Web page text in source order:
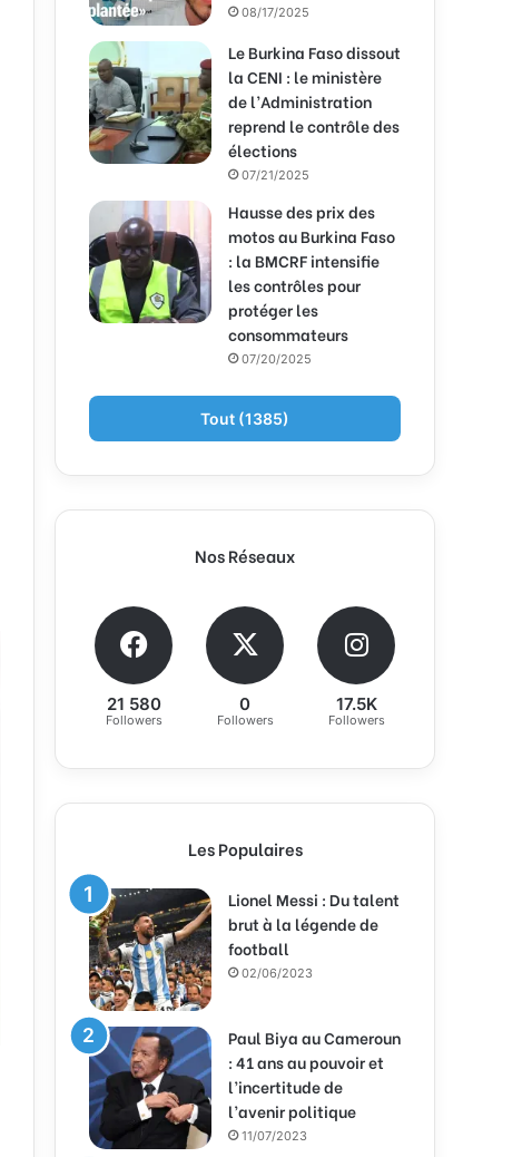
08/17/2025
Le Burkina Faso dissout
la CENI : le ministère
de l’Administration
reprend le contrôle des
élections
07/21/2025
Hausse des prix des
motos au Burkina Faso
: la BMCRF intensifie
les contrôles pour
protéger les
consommateurs
07/20/2025
Tout (1385)
Nos Réseaux
21 580
Followers
0
Followers
17.5K
Followers
Les Populaires
Lionel Messi : Du talent
brut à la légende de
football
02/06/2023
Paul Biya au Cameroun
: 41 ans au pouvoir et
l’incertitude de
l’avenir politique
11/07/2023